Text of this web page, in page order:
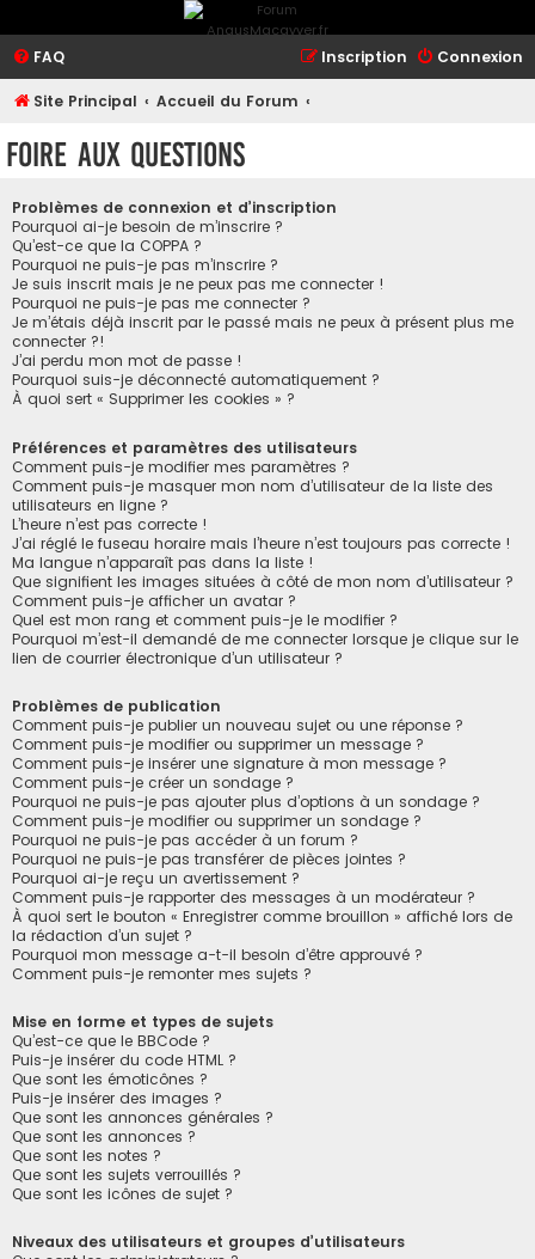
FAQ Connexion
Inscription
Site Principal Accueil du Forum
Foire aux questions
Problèmes de connexion et d’inscription
Pourquoi ai-je besoin de m’inscrire ?
Qu’est-ce que la COPPA ?
Pourquoi ne puis-je pas m’inscrire ?
Je suis inscrit mais je ne peux pas me connecter !
Pourquoi ne puis-je pas me connecter ?
Je m’étais déjà inscrit par le passé mais ne peux à présent plus me
connecter ?!
J’ai perdu mon mot de passe !
Pourquoi suis-je déconnecté automatiquement ?
À quoi sert « Supprimer les cookies » ?
Préférences et paramètres des utilisateurs
Comment puis-je modifier mes paramètres ?
Comment puis-je masquer mon nom d’utilisateur de la liste des
utilisateurs en ligne ?
L’heure n’est pas correcte !
J’ai réglé le fuseau horaire mais l’heure n’est toujours pas correcte !
Ma langue n’apparaît pas dans la liste !
Que signifient les images situées à côté de mon nom d’utilisateur ?
Comment puis-je afficher un avatar ?
Quel est mon rang et comment puis-je le modifier ?
Pourquoi m’est-il demandé de me connecter lorsque je clique sur le
lien de courrier électronique d’un utilisateur ?
Problèmes de publication
Comment puis-je publier un nouveau sujet ou une réponse ?
Comment puis-je modifier ou supprimer un message ?
Comment puis-je insérer une signature à mon message ?
Comment puis-je créer un sondage ?
Pourquoi ne puis-je pas ajouter plus d’options à un sondage ?
Comment puis-je modifier ou supprimer un sondage ?
Pourquoi ne puis-je pas accéder à un forum ?
Pourquoi ne puis-je pas transférer de pièces jointes ?
Pourquoi ai-je reçu un avertissement ?
Comment puis-je rapporter des messages à un modérateur ?
À quoi sert le bouton « Enregistrer comme brouillon » affiché lors de
la rédaction d’un sujet ?
Pourquoi mon message a-t-il besoin d’être approuvé ?
Comment puis-je remonter mes sujets ?
Mise en forme et types de sujets
Qu’est-ce que le BBCode ?
Puis-je insérer du code HTML ?
Que sont les émoticônes ?
Puis-je insérer des images ?
Que sont les annonces générales ?
Que sont les annonces ?
Que sont les notes ?
Que sont les sujets verrouillés ?
Que sont les icônes de sujet ?
Niveaux des utilisateurs et groupes d’utilisateurs